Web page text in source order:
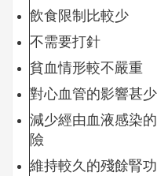
飲食限制比較少
不需要打針
貧血情形較不嚴重
對心血管的影響甚少
減少經由血液感染
險
維持較久的殘餘腎